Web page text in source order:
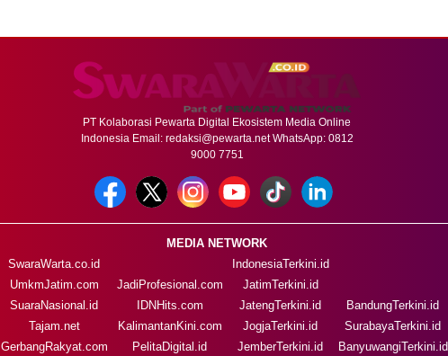
PT Kolaborasi Pewarta Digital Ekosistem Media Online
Indonesia Email: redaksi@pewarta.netWhatsApp: 0812
9000 7751
MEDIA NETWORK
SwaraWarta.co.id
UmkmJatim.com
SuaraNasional.id
Tajam.net
GerbangRakyat.com
JadiProfesional.com
IDNHits.com
KalimantanKini.com
PelitaDigital.id
IndonesiaTerkini.id
JatimTerkini.id
JatengTerkini.id
JogjaTerkini.id
JemberTerkini.id
BandungTerkini.id
SurabayaTerkini.id
BanyuwangiTerkini.id